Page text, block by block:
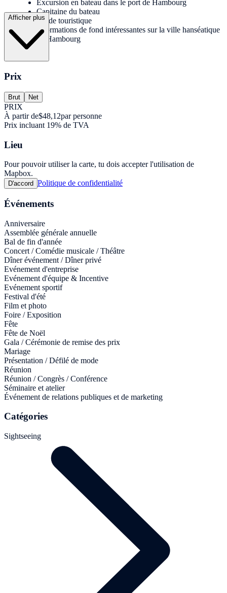
Excursion en bateau dans le port de Hambourg
Capitaine du bateau
Guide touristique
Informations de fond intéressantes sur la ville hanséatique
de Hambourg
Afficher plus
Prix
Brut Net
PRIX
À partir de$48,12par personne
Prix incluant 19% de TVA
Lieu
Pour pouvoir utiliser la carte, tu dois accepter l'utilisation de
Mapbox.
D'accord Politique de confidentialité
Événements
Anniversaire
Assemblée générale annuelle
Bal de fin d'année
Concert / Comédie musicale / Théâtre
Dîner événement / Dîner privé
Evénement d'entreprise
Evénement d'équipe & Incentive
Evénement sportif
Festival d'été
Film et photo
Foire / Exposition
Fête
Fête de Noël
Gala / Cérémonie de remise des prix
Mariage
Présentation / Défilé de mode
Réunion
Réunion / Congrès / Conférence
Séminaire et atelier
Événement de relations publiques et de marketing
Catégories
Sightseeing